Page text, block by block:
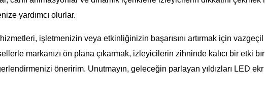
yardımcı olurlar.
işletmenizin veya etkinliğinizin başarısını artırmak için vazgeçil
markanızı ön plana çıkarmak, izleyicilerin zihninde kalıcı bir etki bır
öneririm. Unutmayın, geleceğin parlayan yıldızları LED ekr